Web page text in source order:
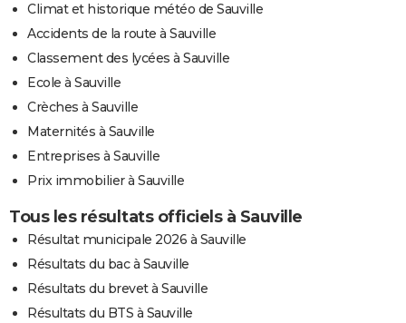
Climat et historique météo de Sauville
Accidents de la route à Sauville
Classement des lycées à Sauville
Ecole à Sauville
Crèches à Sauville
Maternités à Sauville
Entreprises à Sauville
Prix immobilier à Sauville
Tous les résultats officiels à Sauville
Résultat municipale 2026 à Sauville
Résultats du bac à Sauville
Résultats du brevet à Sauville
Résultats du BTS à Sauville